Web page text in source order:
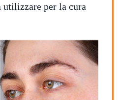
utilizzare per la cura